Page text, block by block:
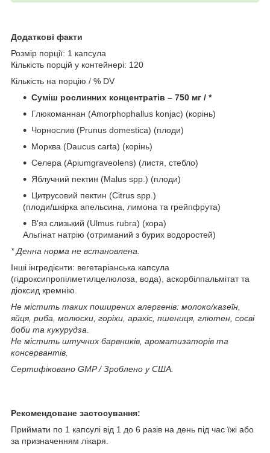
Додаткові факти
Розмір порції: 1 капсула
Кількість порцій у контейнері: 120
Кількість на порцію / % DV
Суміш рослинних концентратів – 750 мг / *
Глюкоманнан (Amorphophallus konjac) (корінь)
Чорнослив (Prunus domestica) (плоди)
Морква (Daucus carta) (корінь)
Селера (Apiumgraveolens) (листя, стебло)
Яблучний пектин (Malus spp.) (плоди)
Цитрусовий пектин (Citrus spp.)
(плоди/шкірка апельсина, лимона та грейпфрута)
В'яз слизький (Ulmus rubra) (кора)
Альгінат натрію (отриманий з бурих водоростей)
* Денна норма не встановлена.
Інші інгредієнти: вегетаріанська капсула
(гідроксипропілметилцелюлоза, вода), аскорбілпальмітат та
діоксид кремнію.
Не містить таких поширених алергенів: молоко/казеїн,
яйця, риба, молюски, горіхи, арахіс, пшениця, глютен, соєві
боби та кукурудза.
Не містить штучних барвників, ароматизаторів та
консервантів.
Сертифіковано GMP / Зроблено у США.
Рекомендоване застосування:
Приймати по 1 капсулі від 1 до 6 разів на день під час їжі або
за призначенням лікаря.